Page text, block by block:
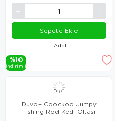
Adet
Sepete Ekle
%10
i̇ndi̇ri̇mli̇
Duvo+ Coockoo Jumpy
Fishing Rod Kedi Oltası